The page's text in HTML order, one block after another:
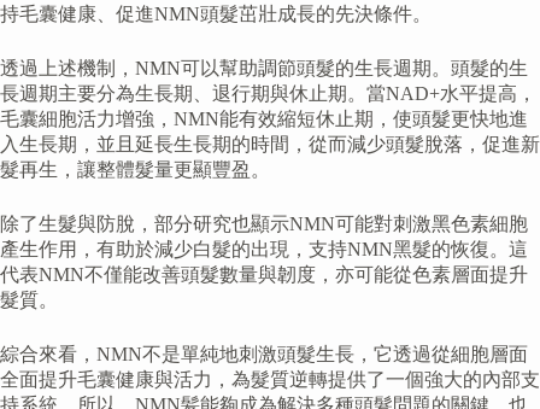
持毛囊健康、促進NMN頭髮茁壯成長的先決條件。
透過上述機制，NMN可以幫助調節頭髮的生長週期。頭髮的生
長週期主要分為生長期、退行期與休止期。當NAD+水平提高，
毛囊細胞活力增強，NMN能有效縮短休止期，使頭髮更快地進
入生長期，並且延長生長期的時間，從而減少頭髮脫落，促進新
髮再生，讓整體髮量更顯豐盈。
除了生髮與防脫，部分研究也顯示NMN可能對刺激黑色素細胞
產生作用，有助於減少白髮的出現，支持NMN黑髮的恢復。這
代表NMN不僅能改善頭髮數量與韌度，亦可能從色素層面提升
髮質。
綜合來看，NMN不是單純地刺激頭髮生長，它透過從細胞層面
全面提升毛囊健康與活力，為髮質逆轉提供了一個強大的內部支
持系統。所以，NMN髪能夠成為解決多種頭髮問題的關鍵，也